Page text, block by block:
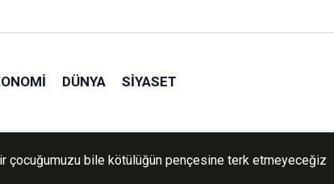
DÜNYA SIYASET
gönüllüler: Amacımız Filistin davasını dünya